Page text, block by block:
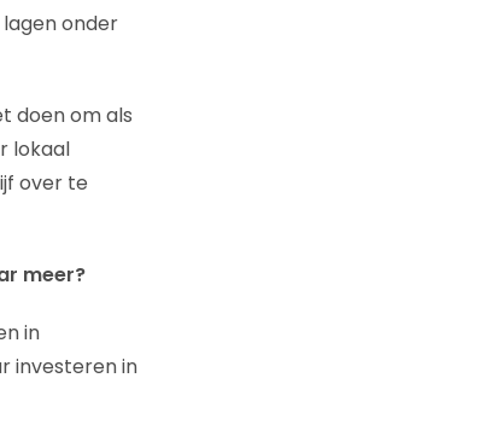
onder
doen om als
lokaal
over te
meer?
in
investeren in